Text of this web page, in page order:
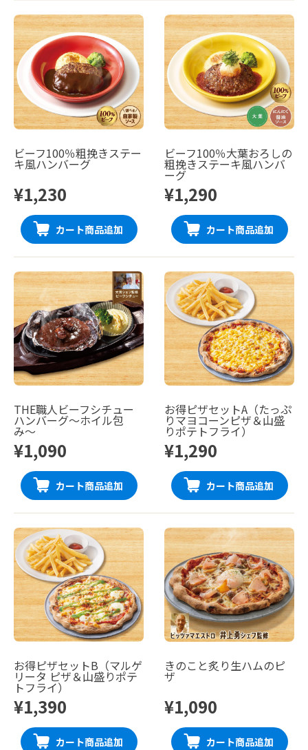
ビーフ100％粗挽きステー
キ風ハンバーグ
¥1,230
カート商品追加
ビーフ100％大葉おろしの
粗挽きステーキ風ハンバ
ーグ
¥1,290
カート商品追加
THE職人ビーフシチュー
ハンバーグ〜ホイル包
み〜
¥1,090
カート商品追加
お得ピザセットA（たっぷ
りマヨコーンピザ＆山盛
りポテトフライ）
¥1,290
カート商品追加
お得ピザセットB（マルゲ
リータ ピザ＆山盛りポテ
トフライ）
¥1,390
カート商品追加
きのこと炙り生ハムのピ
ザ
¥1,090
カート商品追加